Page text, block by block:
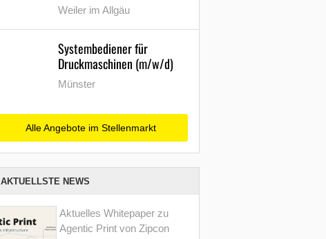
Weiler im Allgäu
Systembediener für
Druckmaschinen (m/w/d)
Münster
Alle Angebote im Stellenmarkt
AKTUELLSTE NEWS
Aktuelles Whitepaper zu
Agentic Print von Zipcon